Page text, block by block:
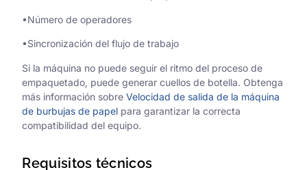
•Número de operadores
•Sincronización del flujo de trabajo
Si la máquina no puede seguir el ritmo del proceso de
empaquetado, puede generar cuellos de botella. Obtenga
más información sobreVelocidad de salida de la máquina
de burbujas de papel para garantizar la correcta
compatibilidad del equipo.
Requisitos técnicos